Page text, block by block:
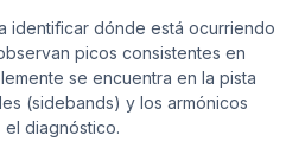
identificar dónde está ocurriendo
picos consistentes en
se encuentra en la pista
(sidebands) y los armónicos
el diagnóstico.